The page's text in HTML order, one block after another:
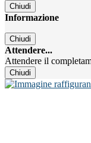
Chiudi
Informazione
Chiudi
Attendere...
Attendere il
Chiudi